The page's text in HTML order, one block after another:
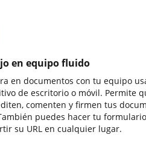
en equipo fluido
en documentos con tu equipo
de escritorio o móvil. Permite
comenten y firmen tus
puedes hacer tu
su URL en cualquier lugar.